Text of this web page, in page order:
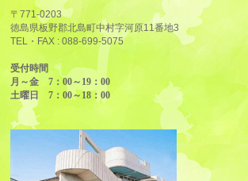
〒771-0203
徳島県板野郡北島町中村字河原11番地3
TEL・FAX :088-699-5075
受付時間
月～金 7：00～19：00
土曜日 7：00～18：00